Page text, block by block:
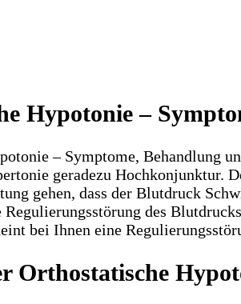
Hypotonie –
geradezu Hochkonjunktur.
gehen, dass der Blutdruck
Regulierungsstörung des
bei Ihnen eine
Orthostatische